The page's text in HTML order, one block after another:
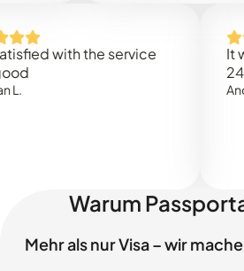
with the service
It was
Warum
Mehr als nur Visa – wir